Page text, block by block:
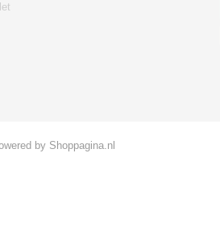
by Shoppagina.nl